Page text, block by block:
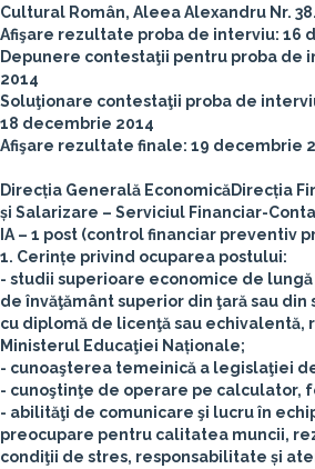
Cultural Român, Aleea Alexandru Nr. 38.
Afişare rezultate proba de interviu: 16
Depunere contestaţii pentru proba de
2014
Soluţionare contestaţii proba de
18 decembrie 2014
Afişare rezultate finale: 19 decembrie
Direcția Generală EconomicăDirecția
și Salarizare – Serviciul Financiar-
IA – 1 post (control financiar preventiv
1. Cerințe privind ocuparea postului:
- studii superioare economice de
de învăţământ superior din ţară sau
cu diplomă de licenţă sau echivalentă,
Ministerul Educaţiei Naționale;
- cunoaşterea temeinică a legislaţiei
- cunoştinţe de operare pe calculator,
- abilităţi de comunicare şi lucru în
preocupare pentru calitatea muncii,
condiţii de stres, responsabilitate și